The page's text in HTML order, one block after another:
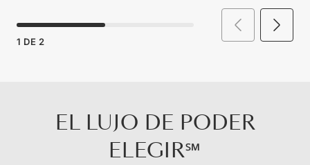
1 DE 2
EL LUJO DE PODER
ELEGIR℠